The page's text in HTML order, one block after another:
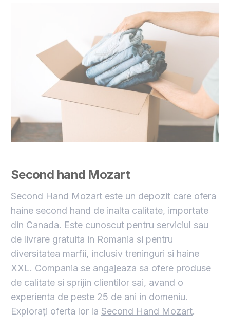
Second hand Mozart
Second Hand Mozart este un depozit care ofera
haine second hand de inalta calitate, importate
din Canada. Este cunoscut pentru serviciul sau
de livrare gratuita in Romania si pentru
diversitatea marfii, inclusiv treninguri si haine
XXL. Compania se angajeaza sa ofere produse
de calitate si sprijin clientilor sai, avand o
experienta de peste 25 de ani in domeniu.
Explorați oferta lor la Second Hand Mozart.